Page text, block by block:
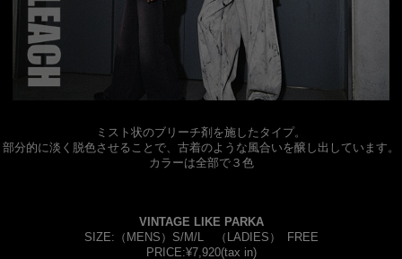
ミスト状のブリーチ剤を施したタイプ。
部分的に淡く脱色させることで、古着のような風合いを醸し出しています。
カラーは全部で３色
VINTAGE LIKE PARKA
SIZE:（MENS）S/M/L （LADIES） FREE
PRICE:¥7,920(tax in)